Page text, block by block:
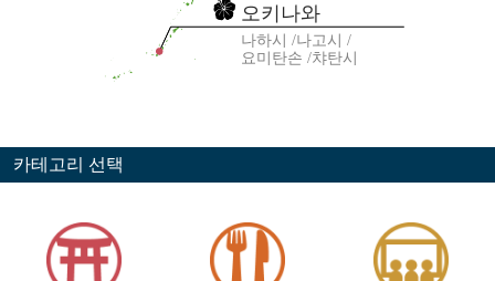
오키나와
나하시
나고시
요미탄손
챠탄시
카테고리 선택